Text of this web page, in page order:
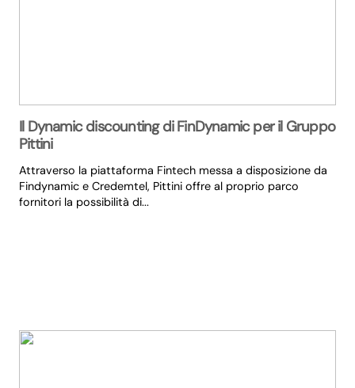
Il Dynamic discounting di FinDynamic per il Gruppo
Pittini
Attraverso la piattaforma Fintech messa a disposizione da
Findynamic e Credemtel, Pittini offre al proprio parco
fornitori la possibilità di...